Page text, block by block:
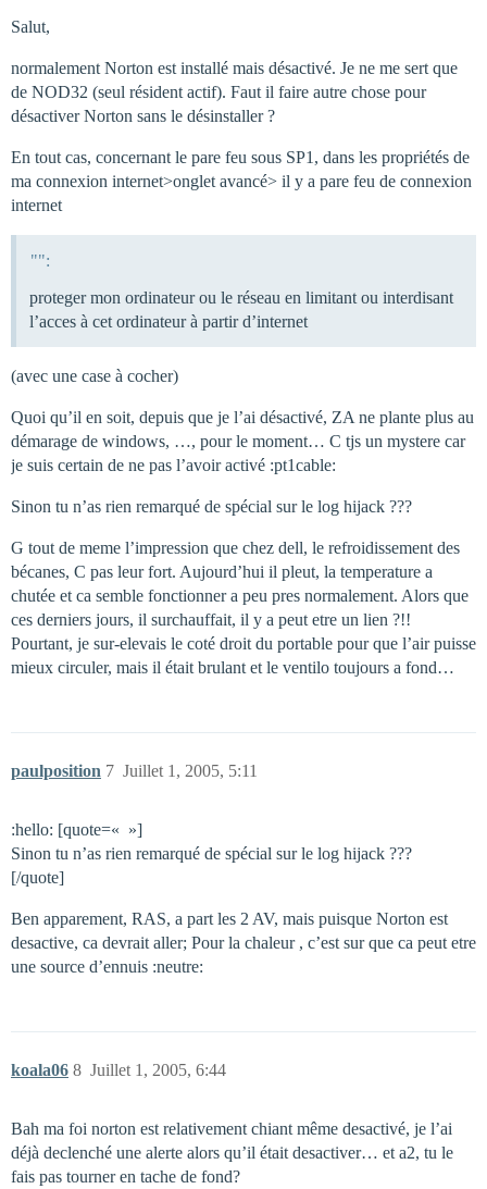
Salut,
normalement Norton est installé mais désactivé. Je ne me sert que
de NOD32 (seul résident actif). Faut il faire autre chose pour
désactiver Norton sans le désinstaller ?
En tout cas, concernant le pare feu sous SP1, dans les propriétés de
ma connexion internet>onglet avancé> il y a pare feu de connexion
internet
"":
proteger mon ordinateur ou le réseau en limitant ou interdisant
l’acces à cet ordinateur à partir d’internet
(avec une case à cocher)
Quoi qu’il en soit, depuis que je l’ai désactivé, ZA ne plante plus au
démarage de windows, …, pour le moment… C tjs un mystere car
je suis certain de ne pas l’avoir activé :pt1cable:
Sinon tu n’as rien remarqué de spécial sur le log hijack ???
G tout de meme l’impression que chez dell, le refroidissement des
bécanes, C pas leur fort. Aujourd’hui il pleut, la temperature a
chutée et ca semble fonctionner a peu pres normalement. Alors que
ces derniers jours, il surchauffait, il y a peut etre un lien ?!!
Pourtant, je sur-elevais le coté droit du portable pour que l’air puisse
mieux circuler, mais il était brulant et le ventilo toujours a fond…
paulposition Juillet 1, 2005, 5:11
7
:hello: [quote=« »]
Sinon tu n’as rien remarqué de spécial sur le log hijack ???
[/quote]
Ben apparement, RAS, a part les 2 AV, mais puisque Norton est
desactive, ca devrait aller; Pour la chaleur , c’est sur que ca peut etre
une source d’ennuis :neutre:
koala06 Juillet 1, 2005, 6:44
8
Bah ma foi norton est relativement chiant même desactivé, je l’ai
déjà declenché une alerte alors qu’il était desactiver… et a2, tu le
fais pas tourner en tache de fond?